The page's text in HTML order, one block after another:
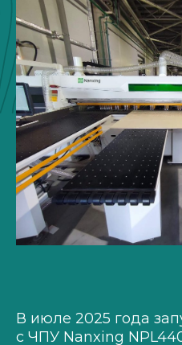
В июле 2025 года
с ЧПУ Nanxing